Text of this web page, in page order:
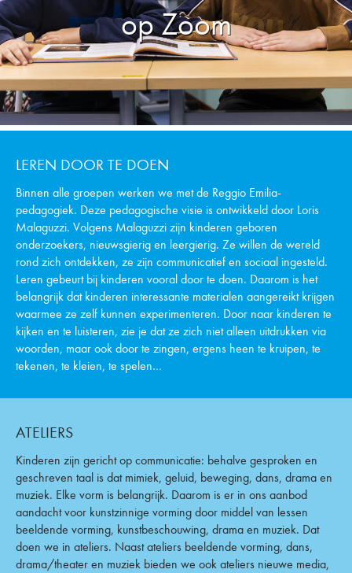
op Zoom
LEREN DOOR TE DOEN
Binnen alle groepen werken we met de Reggio Emilia-
pedagogiek. Deze pedagogische visie is ontwikkeld door Loris
Malaguzzi. Volgens Malaguzzi zijn kinderen geboren
onderzoekers, nieuwsgierig en leergierig. Ze willen de wereld
rond zich ontdekken, ze zijn communicatief en sociaal ingesteld.
Leren gebeurt bij kinderen vooral door te doen. Daarom is het
belangrijk dat kinderen interessante materialen aangereikt krijgen
waarmee ze zelf kunnen experimenteren. Door naar kinderen te
kijken en te luisteren, zie je dat ze zich niet alleen uitdrukken via
woorden, maar ook door te zingen, ergens heen te kruipen, te
tekenen, te kleien, te spelen…
ATELIERS
Kinderen zijn gericht op communicatie: behalve gesproken en
geschreven taal is dat mimiek, geluid, beweging, dans, drama en
muziek. Elke vorm is belangrijk. Daarom is er in ons aanbod
aandacht voor kunstzinnige vorming door middel van lessen
beeldende vorming, kunstbeschouwing, drama en muziek. Dat
doen we in ateliers. Naast ateliers beeldende vorming, dans,
drama/theater en muziek bieden we ook ateliers nieuwe media,